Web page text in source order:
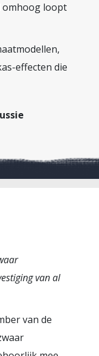
omhoog loopt
effecten die
van al
van de